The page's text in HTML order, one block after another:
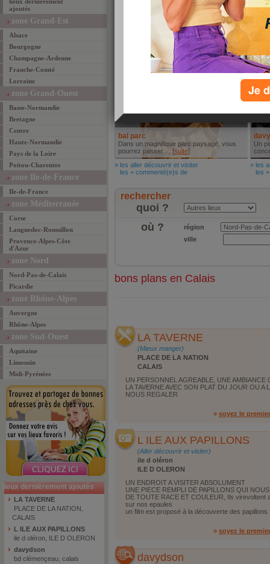
ajoutés
zone Grand-Est
Alsace
Bourgogne
Champagne-Ardenne
Franche-Comté
Lorraine
zone Grand-Ouest
Basse-Normandie
Bretagne
Centre
Haute-Normandie
Pays de la Loire
Poitou-Charentes
zone Ile-de-France
Ile-de-France
zone Méditerranée
Corse
Languedoc-Roussillon
Provence-Alpes-Côte
d'Azur
zone Nord
Nord-Pas-de-Calais
Picardie
zone Rhône-Alpes
Auvergne
Rhône-Alpes
zone Sud-Ouest
Aquitaine
Limousin
Midi-Pyrénées
lieux dernièrement ajoutés
LA TAVERNE
PLACE DE LA NATION,
CALAIS
L ILE AUX PAPILLONS
ile d oléron, ILE D OLERON
davydson
bd clémençeau, calais
LA TAVERNE
UN PERSONNEL AGREABLE, UNE
AMBIANCE CHALEUREUSE LA ... [suite ]
» les mieux manger
les + commenté(e)s de
Aller découvrir et visiter
bal parc
Dans un magnifique parc paysagé, vous
pourrez passer ... [suite]
» les aller découvrir et visiter
les + commenté(e)s de
Un
» les
les +
rechercher
quoi ?
où ?
région
ville
bons plans en Calais
LA TAVERNE
(Mieux manger)
PLACE DE LA NATION
CALAIS
UN PERSONNEL AGREABLE, UNE AMBIANCE
LA TAVERNE AVEC SON PLAT DU JOUR OU A
NOUS REGALER
» soyez le
L ILE AUX PAPILLONS
(Aller découvrir et visiter)
ile d oléron
ILE D OLERON
UN ENDROIT A VISITER ABSOLUMENT
UNE PIECE REMPLI DE PAPILLONS QUI
DE TOUTE RACE ET COULEUR, Ils virevoltent
sur nos epaules
un film est proposé à la découverte des papillons
» soyez le
davydson
Je